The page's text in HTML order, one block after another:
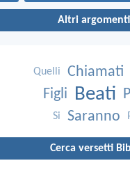
Altri
Quelli Chiamati
Figli Beati
Si Saranno
Cerca versetti